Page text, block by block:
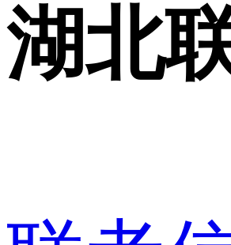
湖北